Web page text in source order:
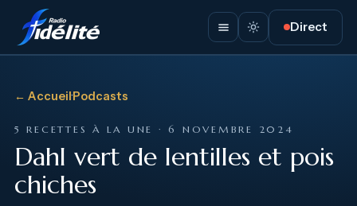
Direct
← Accueil·Podcasts
5 RECETTES À LA UNE · 6 NOVEMBRE 2024
Dahl vert de lentilles et pois
chiches